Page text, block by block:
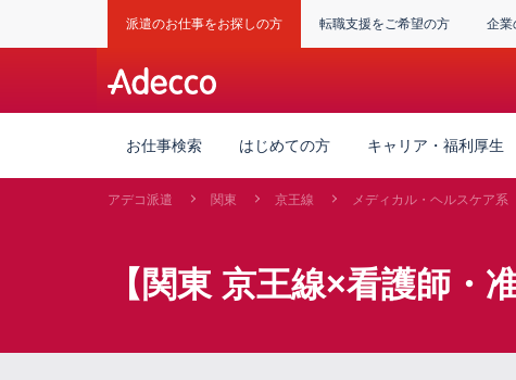
派遣のお仕事をお探しの方 転職支援をご希望の方 企業
お仕事検索 はじめての方 キャリア・福利厚生
アデコ派遣 関東 京王線 メディカル・ヘルスケア系
【関東 京王線×看護師・